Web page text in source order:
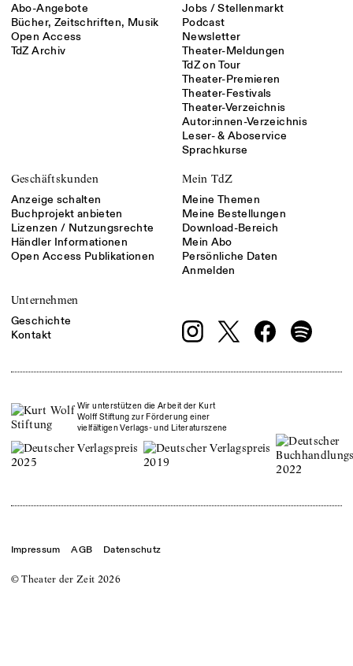
Abo-Angebote
Bücher, Zeitschriften, Musik
Open Access
TdZ Archiv
Jobs / Stellenmarkt
Podcast
Newsletter
Theater-Meldungen
TdZ on Tour
Theater-Premieren
Theater-Festivals
Theater-Verzeichnis
Autor:innen-Verzeichnis
Leser- & Aboservice
Sprachkurse
Geschäftskunden
Anzeige schalten
Buchprojekt anbieten
Lizenzen / Nutzungsrechte
Händler Informationen
Open Access Publikationen
Mein TdZ
Meine Themen
Meine Bestellungen
Download-Bereich
Mein Abo
Persönliche Daten
Anmelden
Unternehmen
Geschichte
Kontakt
Wir unterstützen die Arbeit der Kurt
Wolff Stiftung zur Förderung einer
vielfältigen Verlags- und Literaturszene
© Theater der Zeit 2026
Impressum AGB Datenschutz